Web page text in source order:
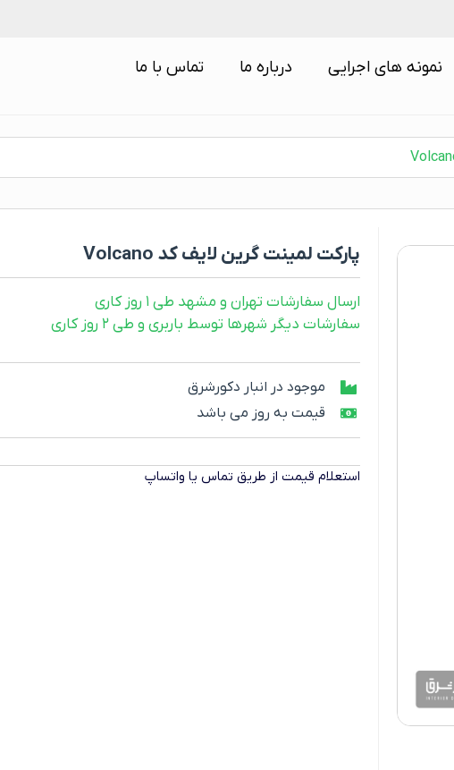
نمونه های اجرایی درباره ما تماس با ما
پارکت لمینت گرین لایف کد Volcano
ارسال سفارشات تهران و مشهد طی ۱ روز کاری
سفارشات دیگر شهرها توسط باربری و طی ۲ روز کاری
موجود در انبار دکورشرق
قیمت به روز می باشد
استعلام قیمت از طریق تماس یا واتساپ